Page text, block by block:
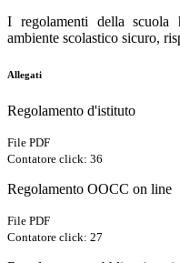
I regolamenti della scuola
ambiente scolastico sicuro,
Allegati
Regolamento d'istituto
File PDF
Contatore click: 36
Regolamento OOCC on line
File PDF
Contatore click: 27